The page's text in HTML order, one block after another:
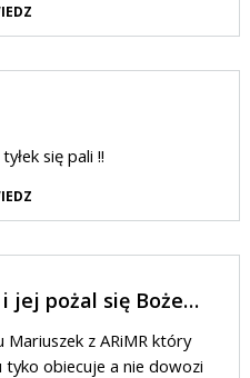
się pali !!
i jej pożal się Boże…
Mariuszek z ARiMR który
tyko obiecuje a nie dowozi